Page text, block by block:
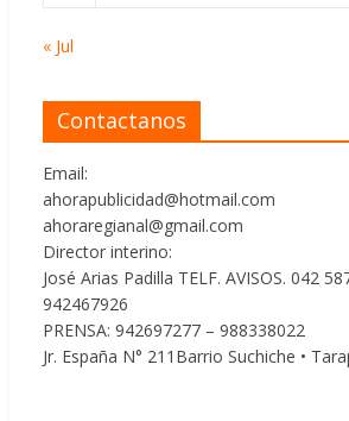
« Jul
Contactanos
Email:
ahorapublicidad@hotmail.com
ahoraregianal@gmail.com
Director interino:
José Arias Padilla TELF. AVISOS. 042
942467926
PRENSA: 942697277 – 988338022
Jr. España N° 211Barrio Suchiche •